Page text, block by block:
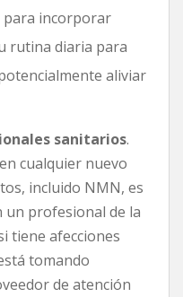
para incorporar
rutina diaria para
aliviar
sanitarios.
cualquier nuevo
incluido NMN, es
un profesional de la
tiene afecciones
tomando
de atención